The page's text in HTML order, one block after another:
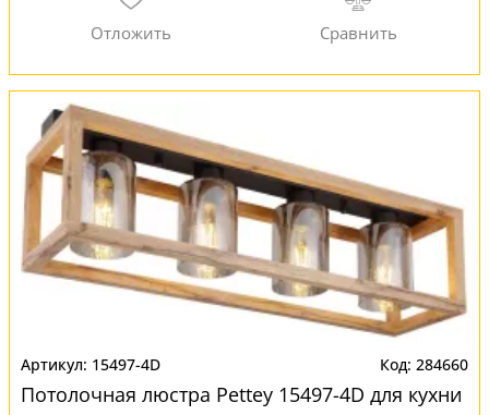
15497-4D 284660
Потолочная люстра Pettey 15497-4D для кухни